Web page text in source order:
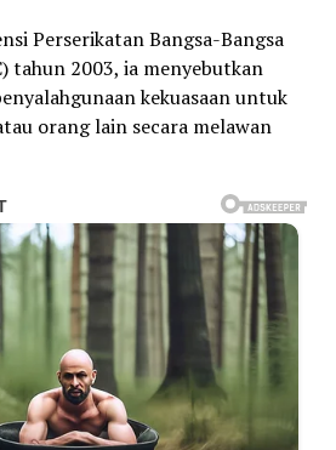
Perserikatan Bangsa-Bangsa
tahun 2003, ia menyebutkan
kekuasaan untuk
orang lain secara melawan